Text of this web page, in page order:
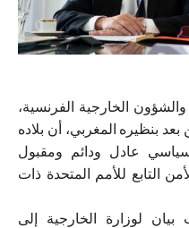
الخارجية الفرنسية،
بنظيره المغربي، أن بلاده
عادل ودائم ومقبول
التابع للأمم المتحدة ذات
لوزارة الخارجية إلى